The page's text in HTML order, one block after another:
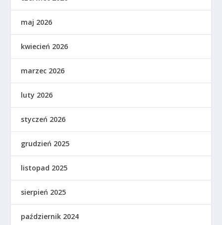
maj 2026
kwiecień 2026
marzec 2026
luty 2026
styczeń 2026
grudzień 2025
listopad 2025
sierpień 2025
październik 2024